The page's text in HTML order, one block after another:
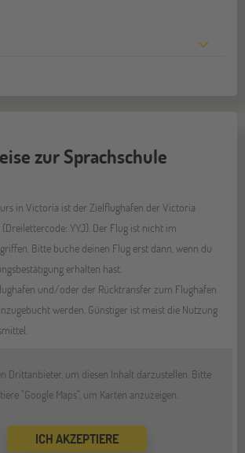
zur Sprachschule
in Victoria ist der Zielflughafen der Victoria
YYJ). Der Flug ist nicht im
Bitte buche deinen Flug erst dann, wenn du
erhalten hast.
und/oder der Rücktransfer zum Flughafen
werden. Günstiger ist meist die Nutzung
Drittanbieter, um diesen Inhalt darzustellen. Bitte
"Google Maps", um Karten anzuzeigen.
ICH AKZEPTIERE